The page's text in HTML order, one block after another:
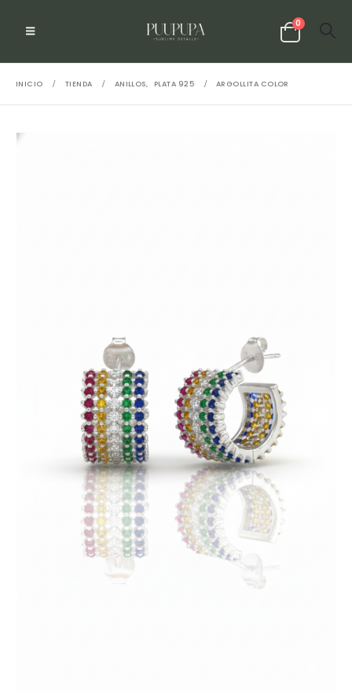
0
INICIO TIENDA ANILLOS, PLATA 925 ARGOLLITA COLOR